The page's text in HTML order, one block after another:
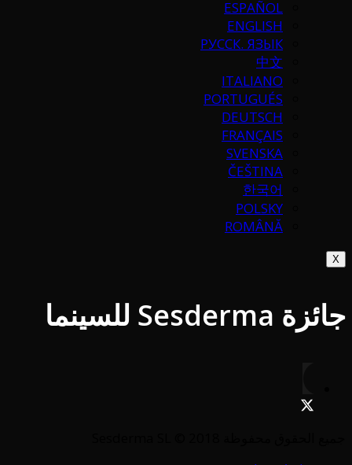
ESPAÑOL
ENGLISH
РУССК. ЯЗЫК
中文
ITALIANO
PORTUGUÉS
DEUTSCH
FRANÇAIS
SVENSKA
ČEŠTINA
한국어
POLSKY
ROMÂNĂ
X
جائزة Sesderma للسينما